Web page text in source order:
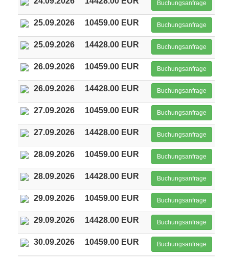
Buchungsanfrage
25.09.2026 10459.00 EUR Buchungsanfrage
25.09.2026 14428.00 EUR Buchungsanfrage
26.09.2026 10459.00 EUR Buchungsanfrage
26.09.2026 14428.00 EUR Buchungsanfrage
27.09.2026 10459.00 EUR Buchungsanfrage
27.09.2026 14428.00 EUR Buchungsanfrage
28.09.2026 10459.00 EUR Buchungsanfrage
28.09.2026 14428.00 EUR Buchungsanfrage
29.09.2026 10459.00 EUR Buchungsanfrage
29.09.2026 14428.00 EUR Buchungsanfrage
30.09.2026 10459.00 EUR Buchungsanfrage